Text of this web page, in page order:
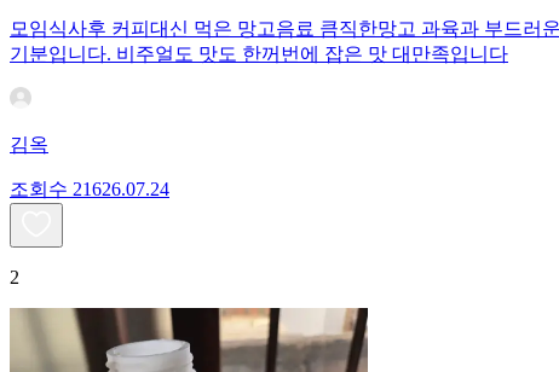
모임식사후 커피대신 먹은 망고음료 큼직한망고 과육과 부드
기분입니다. 비주얼도 맛도 한꺼번에 잡은 맛 대만족입니다
김옥
조회수 21626.07.24
2